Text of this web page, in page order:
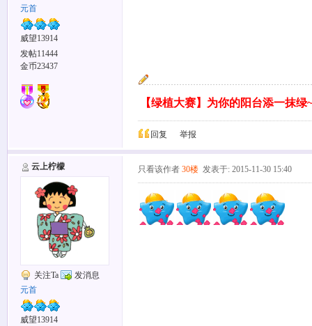
元首
威望13914
发帖11444
金币23437
【绿植大赛】为你的阳台添一抹
回复 举报
云上柠檬
关注Ta
发消息
元首
威望13914
只看该作者 30楼 发表于: 2015-11-30 15:40